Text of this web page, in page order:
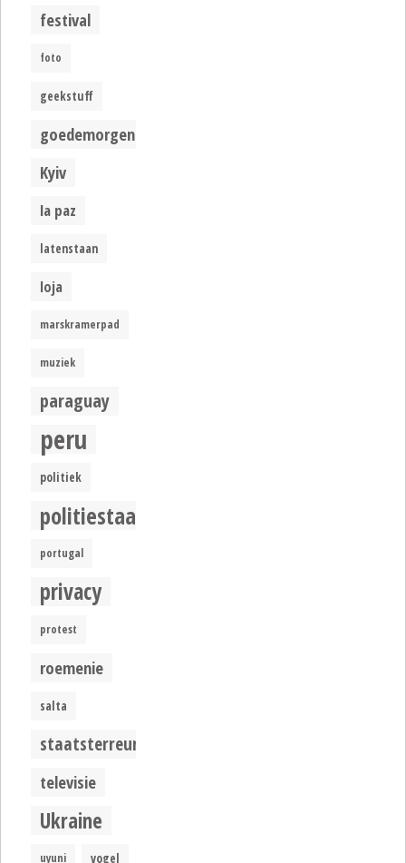
festival
foto
geekstuff
goedemorgen
Kyiv
la paz
latenstaan
loja
marskramerpad
muziek
paraguay
peru
politiek
politiestaat
portugal
privacy
protest
roemenie
salta
staatsterreur
televisie
Ukraine
uyuni vogel